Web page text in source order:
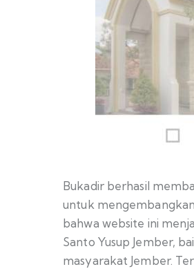
Bukadir berhasil
untuk
bahwa website ini
Santo Yusup Jember,
masyarakat Jember.